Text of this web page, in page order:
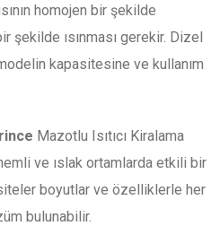
homojen bir şekilde
şekilde ısınması gerekir. Dizel
modelin kapasitesine ve kullanım
Mazotlu Isıtıcı Kiralama
ve ıslak ortamlarda etkili bir
boyutlar ve özelliklerle her
bulunabilir.